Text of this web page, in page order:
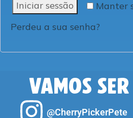
Manter
Iniciar sessão
Perdeu a sua senha?
VAMOS
@CherryPickerPete